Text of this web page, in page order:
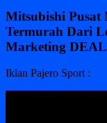
Mitsubishi Pusat
Termurah Dari
Marketing
Iklan Pajero Sport :